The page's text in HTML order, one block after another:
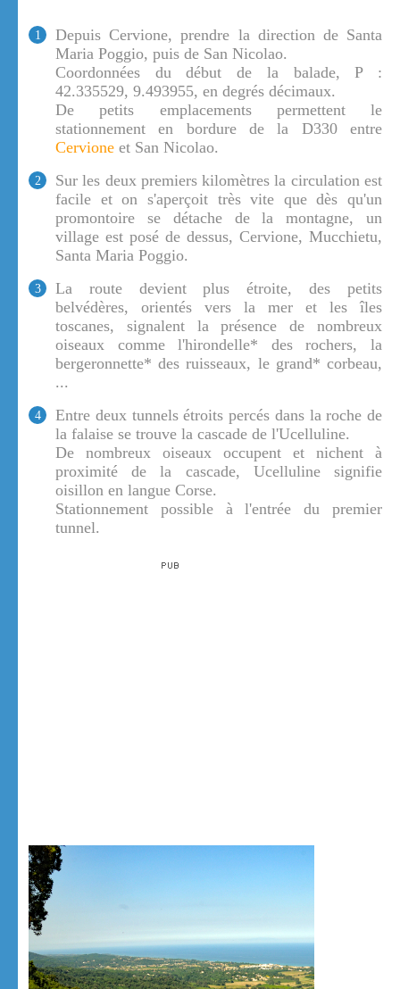
1
Depuis Cervione, prendre la direction de Santa
Maria Poggio, puis de San Nicolao.
Coordonnées du début de la balade, P :
42.335529, 9.493955, en degrés décimaux.
De petits emplacements permettent le
stationnement en bordure de la D330 entre
Cervione et San Nicolao.
2
Sur les deux premiers kilomètres la circulation est
facile et on s'aperçoit très vite que dès qu'un
promontoire se détache de la montagne, un
village est posé de dessus, Cervione, Mucchietu,
Santa Maria Poggio.
3
La route devient plus étroite, des petits
belvédères, orientés vers la mer et les îles
toscanes, signalent la présence de nombreux
oiseaux comme l'hirondelle* des rochers, la
bergeronnette* des ruisseaux, le grand* corbeau,
...
4
Entre deux tunnels étroits percés dans la roche de
la falaise se trouve la cascade de l'Ucelluline.
De nombreux oiseaux occupent et nichent à
proximité de la cascade, Ucelluline signifie
oisillon en langue Corse.
Stationnement possible à l'entrée du premier
tunnel.